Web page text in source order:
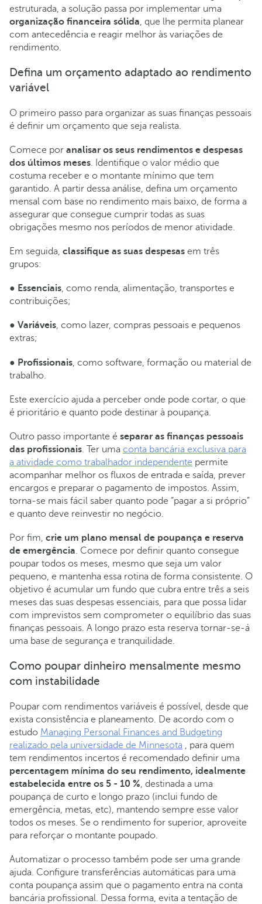
estruturada, a solução passa por implementar uma
organização financeira sólida, que lhe permita planear
com antecedência e reagir melhor às variações de
rendimento.
Defina um orçamento adaptado ao rendimento
variável
O primeiro passo para organizar as suas finanças pessoais
é definir um orçamento que seja realista.
Comece por analisar os seus rendimentos e despesas
dos últimos meses. Identifique o valor médio que
costuma receber e o montante mínimo que tem
garantido. A partir dessa análise, defina um orçamento
mensal com base no rendimento mais baixo, de forma a
assegurar que consegue cumprir todas as suas
obrigações mesmo nos períodos de menor atividade.
Em seguida, classifique as suas despesas em três
grupos:
● Essenciais, como renda, alimentação, transportes e
contribuições;
● Variáveis, como lazer, compras pessoais e pequenos
extras;
● Profissionais , como software, formação ou material de
trabalho.
Este exercício ajuda a perceber onde pode cortar, o que
é prioritário e quanto pode destinar à poupança.
Outro passo importante é separar as finanças pessoais
das profissionais. Ter uma conta bancária exclusiva para
a atividade como trabalhador independente permite
acompanhar melhor os fluxos de entrada e saída, prever
encargos e preparar o pagamento de impostos. Assim,
torna-se mais fácil saber quanto pode “pagar a si próprio”
e quanto deve reinvestir no negócio.
Por fim, crie um plano mensal de poupança e reserva
de emergência. Comece por definir quanto consegue
poupar todos os meses, mesmo que seja um valor
pequeno, e mantenha essa rotina de forma consistente. O
objetivo é acumular um fundo que cubra entre três a seis
meses das suas despesas essenciais, para que possa lidar
com imprevistos sem comprometer o equilíbrio das suas
finanças pessoais. A longo prazo esta reserva tornar-se-á
uma base de segurança e tranquilidade.
Como poupar dinheiro mensalmente mesmo
com instabilidade
Poupar com rendimentos variáveis é possível, desde que
exista consistência e planeamento. De acordo com o
estudo Managing Personal Finances and Budgeting
realizado pela universidade de Minnesota
, para quem
tem rendimentos incertos é recomendado definir uma
percentagem mínima do seu rendimento, idealmente
estabelecida entre os 5 - 10 % , destinada a uma
poupança de curto e longo prazo (inclui fundo de
emergência, metas, etc), mantendo sempre esse valor
todos os meses. Se o rendimento for superior, aproveite
para reforçar o montante poupado.
Automatizar o processo também pode ser uma grande
ajuda. Configure transferências automáticas para uma
conta poupança assim que o pagamento entra na conta
bancária profissional. Dessa forma, evita a tentação de